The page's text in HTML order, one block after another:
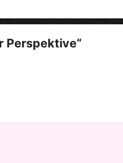
o
Perspektive“